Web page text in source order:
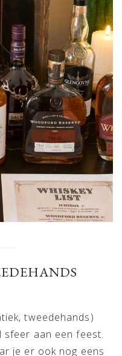
tweedehands)
sfeer aan een feest.
je er ook nog eens